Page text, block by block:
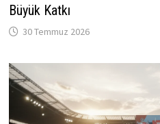
Büyük Katkı
30 Temmuz 2026